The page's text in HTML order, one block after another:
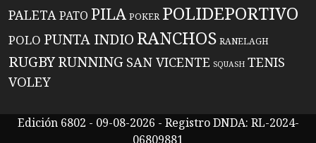
PALETAPATO PILA POKER POLIDEPORTIVO
POLO PUNTA INDIO RANCHOS RANELAGH
RUGBYRUNNING SAN VICENTE SQUASH TENIS
VOLEY
Edición 6802 - 09-08-2026 - Registro DNDA: RL-2024-
06809881